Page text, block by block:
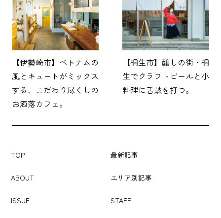
【伊勢崎市】ベトナムの
風とキュートがミックス
する、こだわり尽くしの
お洒落カフェ。
【桐生市】醸しの街・桐
生でクラフトビールと小
料理に舌鼓を打つ。
TOP 最新記事
ABOUT エリア別記事
ISSUE STAFF